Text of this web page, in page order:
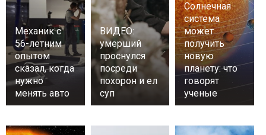
Механик с
56-летним
опытом
сказал, когда
нужно
менять авто
ВИДЕО:
умерший
проснулся
посреди
похорон и ел
суп
Солнечная
система
может
получить
новую
планету: что
говорят
ученые